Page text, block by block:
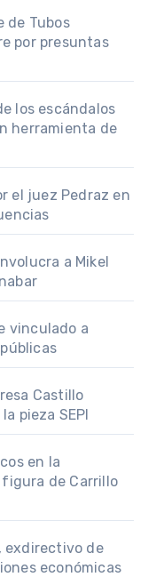
de Tubos
por presuntas
los escándalos
herramienta de
el juez Pedraz en
a Mikel
vinculado a
Castillo
pieza SEPI
en la
de Carrillo
exdirectivo de
económicas